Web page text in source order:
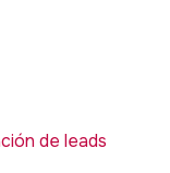
de leads